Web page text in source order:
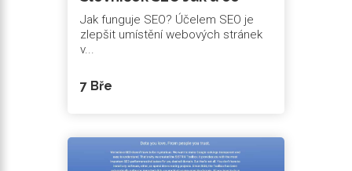
Jak funguje SEO? Účelem SEO je
zlepšit umístění webových stránek
v...
7 Bře